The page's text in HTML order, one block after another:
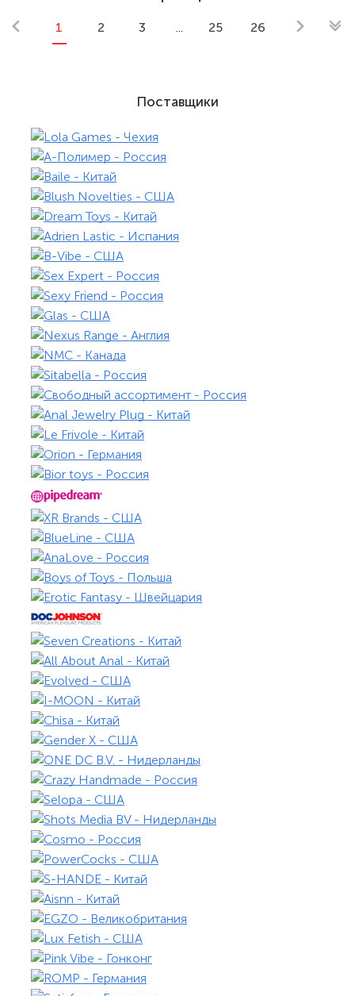
1 2 3 25 26
Поставщики